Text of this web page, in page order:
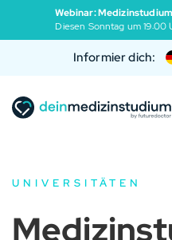
Webinar:
Diesen Sonntag um 19:00
Informier dich:
UNIVERSITÄTEN